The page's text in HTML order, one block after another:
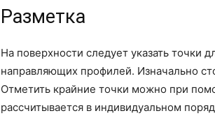
Разметка
На поверхности следует указать точки
направляющих профилей. Изначально
Отметить крайние точки можно при
рассчитывается в индивидуальном